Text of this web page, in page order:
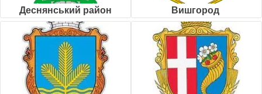
Деснянський район Вишгород